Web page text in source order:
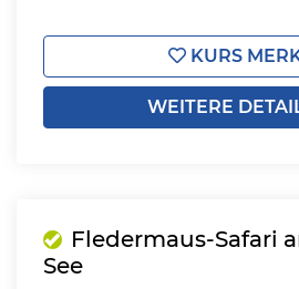
KURS
WEITERE
Fledermaus-Safari
See